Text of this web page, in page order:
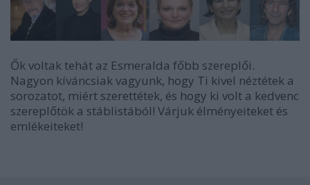
Ők voltak tehát az Esmeralda főbb szereplői.
Nagyon kíváncsiak vagyunk, hogy Ti kivel néztétek a
sorozatot, miért szerettétek, és hogy ki volt a kedvenc
szereplőtök a stáblistából! Várjuk élményeiteket és
emlékeiteket!